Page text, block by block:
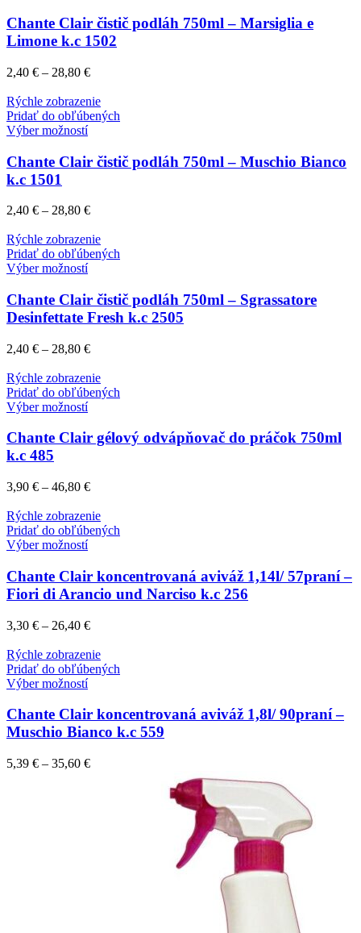
Chante Clair čistič podláh 750ml – Marsiglia e
Limone k.c 1502
2,40 € – 28,80 €
Rýchle zobrazenie
Pridať do obľúbených
Výber možností
Chante Clair čistič podláh 750ml – Muschio Bianco
k.c 1501
2,40 € – 28,80 €
Rýchle zobrazenie
Pridať do obľúbených
Výber možností
Chante Clair čistič podláh 750ml – Sgrassatore
Desinfettate Fresh k.c 2505
2,40 € – 28,80 €
Rýchle zobrazenie
Pridať do obľúbených
Výber možností
Chante Clair gélový odvápňovač do práčok 750ml
k.c 485
3,90 € – 46,80 €
Rýchle zobrazenie
Pridať do obľúbených
Výber možností
Chante Clair koncentrovaná aviváž 1,14l/ 57praní –
Fiori di Arancio und Narciso k.c 256
3,30 € – 26,40 €
Rýchle zobrazenie
Pridať do obľúbených
Výber možností
Chante Clair koncentrovaná aviváž 1,8l/ 90praní –
Muschio Bianco k.c 559
5,39 € – 35,60 €